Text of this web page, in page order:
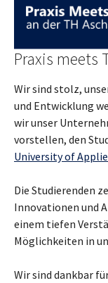
Praxis meets
Wir sind stolz,
und Entwicklung
wir unser
vorstellen, den
University of
Die Studierenden
Innovationen und
einem tiefen
Möglichkeiten in
Wir sind dankbar